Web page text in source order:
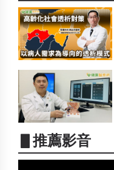
▋推薦影音